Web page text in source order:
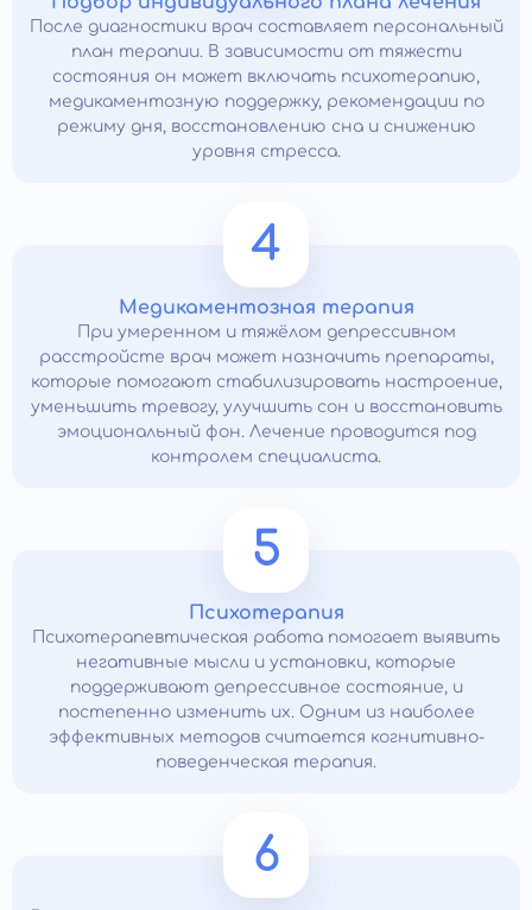
После диагностики врач составляет персональный
план терапии. В зависимости от тяжести
состояния он может включать психотерапию,
медикаментозную поддержку, рекомендации по
режиму дня, восстановлению сна и снижению
уровня стресса.
4
Медикаментозная терапия
При умеренном и тяжёлом депрессивном
расстройсте врач может назначить препараты,
которые помогают стабилизировать настроение,
уменьшить тревогу, улучшить сон и восстановить
эмоциональный фон. Лечение проводится под
контролем специалиста.
5
Психотерапия
Психотерапевтическая работа помогает выявить
негативные мысли и установки, которые
поддерживают депрессивное состояние, и
постепенно изменить их. Одним из наиболее
эффективных методов считается когнитивно-
поведенческая терапия.
6